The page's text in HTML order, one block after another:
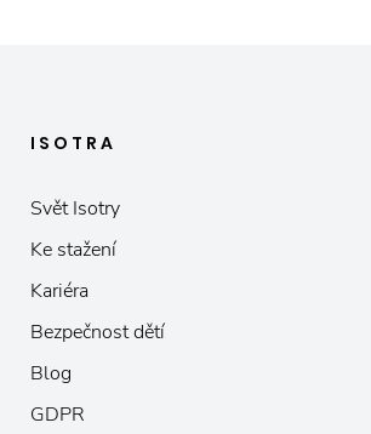
ISOTRA
Svět Isotry
Ke stažení
Kariéra
Bezpečnost dětí
Blog
GDPR